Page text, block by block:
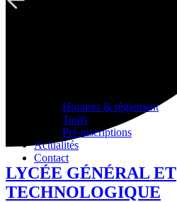
Horaires & règlement
Tarifs
Pré-inscriptions
Actualités
Contact
LYCÉE GÉNÉRAL ET
TECHNOLOGIQUE